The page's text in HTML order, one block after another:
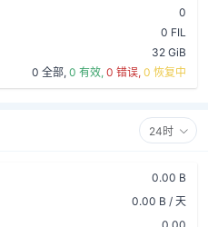
0
0 FIL
32 GiB
0 全部, 0 有效, 0 错误, 0 恢复中
24时
0.00 B
0.00 B / 天